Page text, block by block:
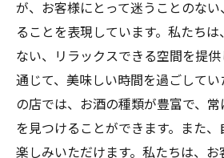
が、お客様にとって迷うことのな
ることを表現しています。私たち
ない、リラックスできる空間を提
通じて、美味しい時間を過ごしてい
の店では、お酒の種類が豊富で、
を見つけることができます。また
楽しみいただけます。私たちは、